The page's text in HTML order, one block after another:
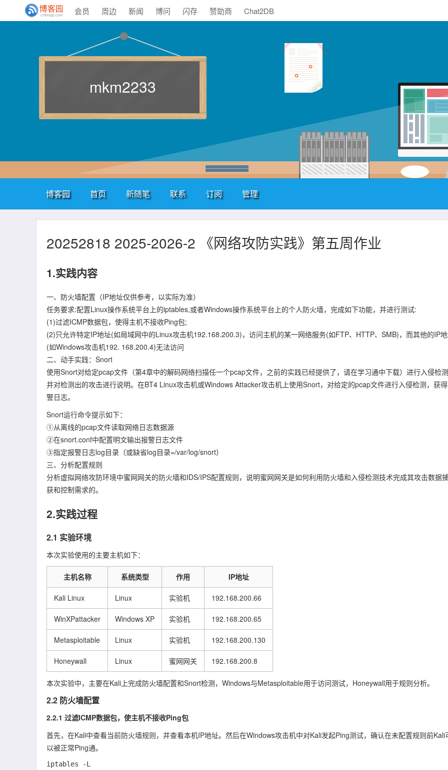
会员 周边 新闻 博问 闪存 赞助商 Chat2DB
mkm2233
博客园 首页 新随笔 联系 订阅 管理
20252818 2025-2026-2 《网络攻防实践》第五周作业
1.实践内容
一、防火墙配置（IP地址仅供参考，以实际为准）
任务要求:配置Linux操作系统平台上的iptables,或者Windows操作系统平台上的个人防火墙，完成如下功能，并进行测试:
(1)过滤ICMP数据包，使得主机不接收Ping包;
(2)只允许特定IP地址(如局域网中的Linux攻击机192.168.200.3)，访问主机的某一网络服务(如FTP、HTTP、SMB)，而其他的IP
(如Windows攻击机192. 168.200.4)无法访问
二、动手实践：Snort
使用Snort对给定pcap文件（第4章中的解码网络扫描任一个pcap文件，之前的实践已经提供了，请在学习通中下载）进行入侵检
并对检测出的攻击进行说明。在BT4 Linux攻击机或Windows Attacker攻击机上使用Snort，对给定的pcap文件进行入侵检测，获
警日志。
Snort运行命令提示如下：
①从离线的pcap文件读取网络日志数据源
②在snort.conf中配置明文输出报警日志文件
③指定报警日志log目录（或缺省log目录=/var/log/snort）
三、分析配置规则
分析虚拟网络攻防环境中蜜网网关的防火墙和IDS/IPS配置规则，说明蜜网网关是如何利用防火墙和入侵检测技术完成其攻击数据
获和控制需求的。
2.实践过程
2.1 实验环境
本次实验使用的主要主机如下：
主机名称 系统类型 作用 IP地址
Kali Linux Linux 实验机 192.168.200.66
WinXPattacker Windows XP 实验机 192.168.200.65
Metasploitable Linux 实验机 192.168.200.130
Honeywall Linux 蜜网网关 192.168.200.8
本次实验中，主要在Kali上完成防火墙配置和Snort检测，Windows与Metasploitable用于访问测试，Honeywall用于规则分析。
2.2 防火墙配置
2.2.1 过滤ICMP数据包，使主机不接收Ping包
首先，在Kali中查看当前防火墙规则，并查看本机IP地址。然后在Windows攻击机中对Kali发起Ping测试，确认在未配置规则前Kali
以被正常Ping通。
iptables -L